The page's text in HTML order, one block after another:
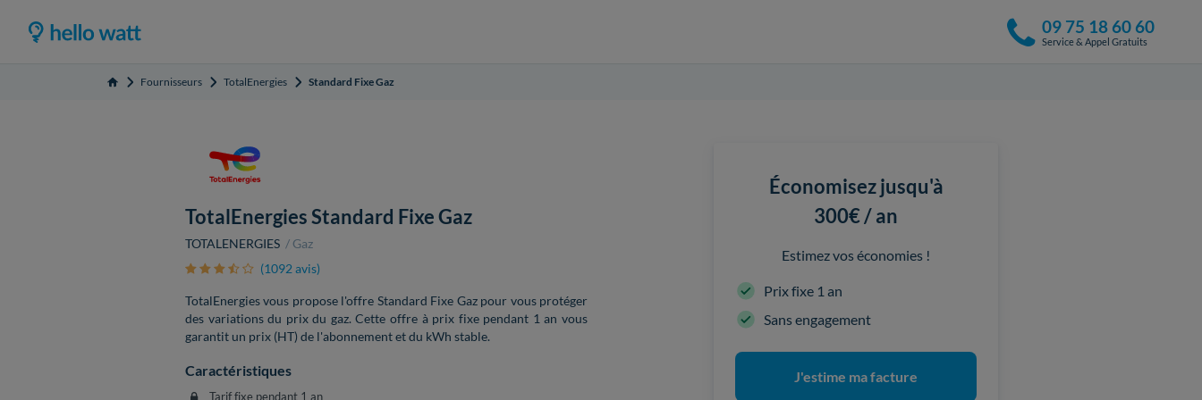
09 75 18 60 60
Service & Appel Gratuits
Accueil Fournisseurs TotalEnergies Standard Fixe Gaz
TotalEnergies Standard Fixe Gaz
TOTALENERGIES
Gaz
(1092 avis)
TotalEnergies vous propose l'offre Standard Fixe Gaz pour vous protéger
des variations du prix du gaz. Cette offre à prix fixe pendant 1 an vous
garantit un prix (HT) de l'abonnement et du kWh stable.
Caractéristiques
Tarif fixe pendant 1 an
Économisez jusqu'à
300€ / an
Estimez vos économies !
Prix fixe 1 an
Sans engagement
J'estime ma facture